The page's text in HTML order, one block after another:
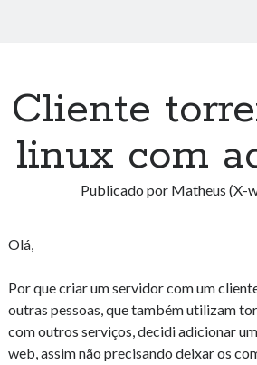
Cliente
linux com
Publicado por Matheus (X-
Olá,
Por que criar um servidor com um
outras pessoas, que também utilizam
com outros serviços, decidi adicionar
web, assim não precisando deixar os